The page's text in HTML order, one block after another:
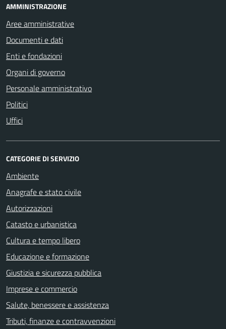
AMMINISTRAZIONE
Aree amministrative
Documenti e dati
Enti e fondazioni
Organi di governo
Personale amministrativo
Politici
Uffici
CATEGORIE DI SERVIZIO
Ambiente
Anagrafe e stato civile
Autorizzazioni
Catasto e urbanistica
Cultura e tempo libero
Educazione e formazione
Giustizia e sicurezza pubblica
Imprese e commercio
Salute, benessere e assistenza
Tributi, finanze e contravvenzioni